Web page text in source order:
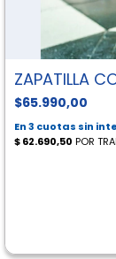
ZAPATILLA
$65.990,00